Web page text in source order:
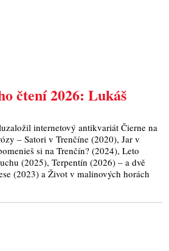
čtení 2026: Lukáš
internetový antikvariát Čierne na
– Satori v Trenčíne (2020), Jar v
si na Trenčín? (2024), Leto
(2025), Terpentín (2026) – a dvě
(2023) a Život v malinových horách